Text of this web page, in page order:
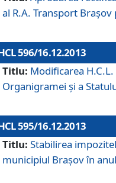
al R.A. Transport Braşov
596/16.12.2013
Titlu: Modificarea
Organigramei şi a
595/16.12.2013
Titlu: Stabilirea
municipiul Braşov în